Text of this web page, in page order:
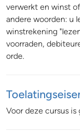
verwerkt en winst
andere woorden: u
winstrekening
voorraden,
orde.
Voor deze cursus